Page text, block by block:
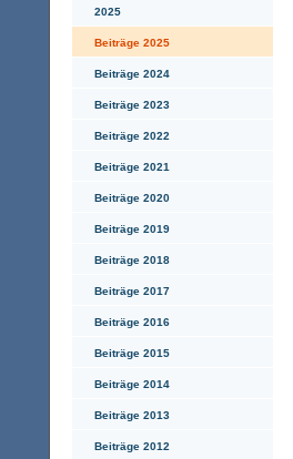
2025
Beiträge 2025
Beiträge 2024
Beiträge 2023
Beiträge 2022
Beiträge 2021
Beiträge 2020
Beiträge 2019
Beiträge 2018
Beiträge 2017
Beiträge 2016
Beiträge 2015
Beiträge 2014
Beiträge 2013
Beiträge 2012